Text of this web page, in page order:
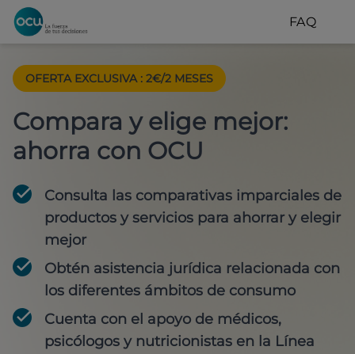
FAQ
OFERTA EXCLUSIVA : 2€/2 MESES
Compara y elige mejor:
ahorra con OCU
Consulta las comparativas imparciales de
productos y servicios para ahorrar y elegir
mejor
Obtén asistencia jurídica relacionada con
los diferentes ámbitos de consumo
Cuenta con el apoyo de médicos,
psicólogos y nutricionistas en la Línea